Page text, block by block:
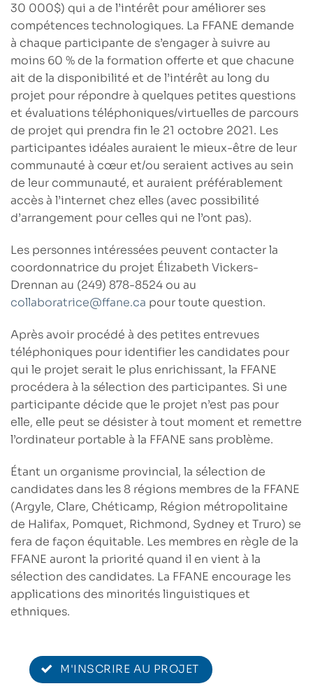
30 000$) qui a de l’intérêt pour améliorer ses
compétences technologiques. La FFANE demande
à chaque participante de s’engager à suivre au
moins 60 % de la formation offerte et que chacune
ait de la disponibilité et de l’intérêt au long du
projet pour répondre à quelques petites questions
et évaluations téléphoniques/virtuelles de parcours
de projet qui prendra fin le 21 octobre 2021. Les
participantes idéales auraient le mieux-être de leur
communauté à cœur et/ou seraient actives au sein
de leur communauté, et auraient préférablement
accès à l’internet chez elles (avec possibilité
d’arrangement pour celles qui ne l’ont pas).
Les personnes intéressées peuvent contacter la
coordonnatrice du projet Élizabeth Vickers-
Drennan au (249) 878-8524 ou au
collaboratrice@ffane.ca pour toute question.
Après avoir procédé à des petites entrevues
téléphoniques pour identifier les candidates pour
qui le projet serait le plus enrichissant, la FFANE
procédera à la sélection des participantes. Si une
participante décide que le projet n’est pas pour
elle, elle peut se désister à tout moment et remettre
l’ordinateur portable à la FFANE sans problème.
Étant un organisme provincial, la sélection de
candidates dans les 8 régions membres de la FFANE
(Argyle, Clare, Chéticamp, Région métropolitaine
de Halifax, Pomquet, Richmond, Sydney et Truro) se
fera de façon équitable. Les membres en règle de la
FFANE auront la priorité quand il en vient à la
sélection des candidates. La FFANE encourage les
applications des minorités linguistiques et
ethniques.
M'INSCRIRE AU PROJET